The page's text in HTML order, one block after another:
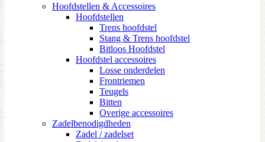
Hoofdstellen & Accessoires
Hoofdstellen
Trens hoofdstel
Stang & Trens hoofdstel
Bitloos Hoofdstel
Hoofdstel accessoires
Losse onderdelen
Frontriemen
Teugels
Bitten
Overige accessoires
Zadelbenodigdheden
Zadel / zadelset